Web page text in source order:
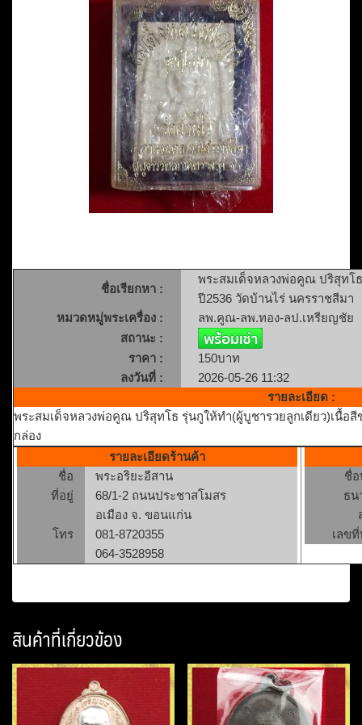
ชื่อเรียกหา :
พระสมเด็จหลวงพ่อคูณ ปริสุทโ
ปี2536 วัดบ้านไร่ นครราชสีมา
หมวดหมู่พระเครื่อง :
ลพ.คูณ-ลพ.ทอง-ลป.เหรียญชัย
สถานะ :
ราคา :
150บาท
ลงวันที่ :
2026-05-26 11:32
รายละเอียด :
พระสมเด็จหลวงพ่อคูณ ปริสุทโธ รุ่นกูให้ทำ(ผู้บูชารวยลูกเดียว)เนื้อ
กล่อง
รายละเอียดร้านค้า
ชื่อ
พระอริยะอีสาน
ที่อยู่
68/1-2 ถนนประชาสโมสร
อเมือง จ. ขอนแก่น
โทร
081-8720355
064-3528958
ชื่
ธน
เลข
สินค้าที่เกี่ยวข้อง